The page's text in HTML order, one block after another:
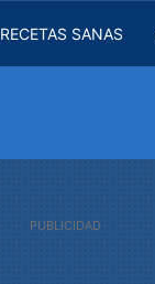
RECETAS SANAS